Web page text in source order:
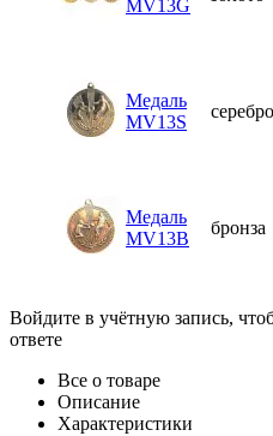
MV13G
Медаль
MV13S
серебро
Медаль
MV13B
бронза
Войдите в учётную запись,
ответе
Все о товаре
Описание
Характеристики